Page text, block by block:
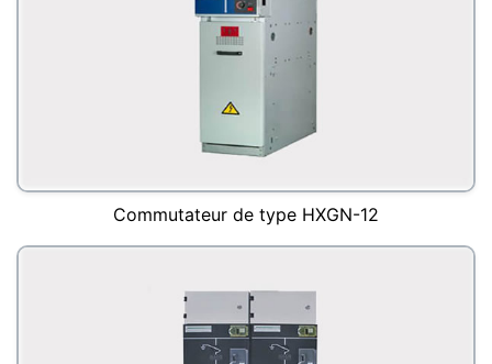
Commutateur de type HXGN-12